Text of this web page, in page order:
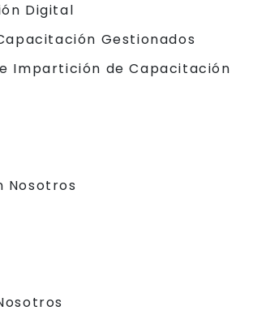
Digital
Gestionados
Impartición de Capacitación
Nosotros